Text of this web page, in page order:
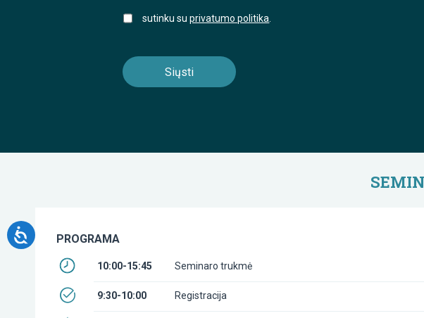
sutinku suprivatumo politika
PROGRAMA
10:00-15:45 Seminaro trukmė
9:30-10:00 Registracija